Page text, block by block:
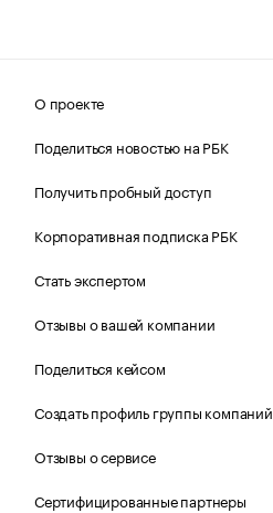
О проекте
Поделиться новостью на РБК
Получить пробный доступ
Корпоративная подписка РБК
Стать экспертом
Отзывы о вашей компании
Поделиться кейсом
Создать профиль группы компаний
Отзывы о сервисе
Сертифицированные партнеры